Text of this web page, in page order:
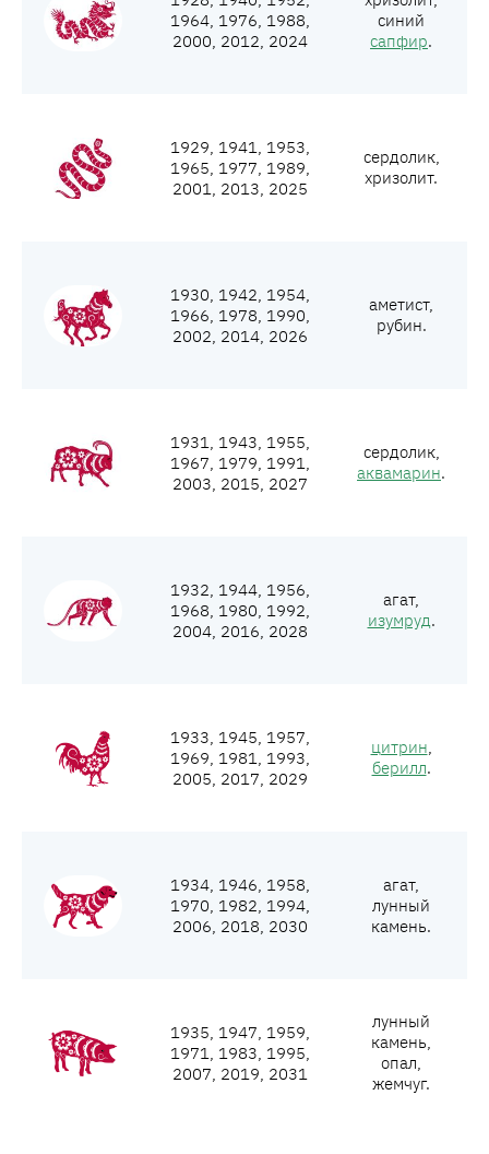
1964, 1976, 1988,
2000, 2012, 2024
синий
сапфир.
1929, 1941, 1953,
1965, 1977, 1989,
2001, 2013, 2025
сердолик,
хризолит.
1930, 1942, 1954,
1966, 1978, 1990,
2002, 2014, 2026
аметист,
рубин.
1931, 1943, 1955,
1967, 1979, 1991,
2003, 2015, 2027
сердолик,
аквамарин.
1932, 1944, 1956,
1968, 1980, 1992,
2004, 2016, 2028
агат,
изумруд.
1933, 1945, 1957,
1969, 1981, 1993,
2005, 2017, 2029
цитрин,
берилл.
1934, 1946, 1958,
1970, 1982, 1994,
2006, 2018, 2030
агат,
лунный
камень.
1935, 1947, 1959,
1971, 1983, 1995,
2007, 2019, 2031
лунный
камень,
опал,
жемчуг.